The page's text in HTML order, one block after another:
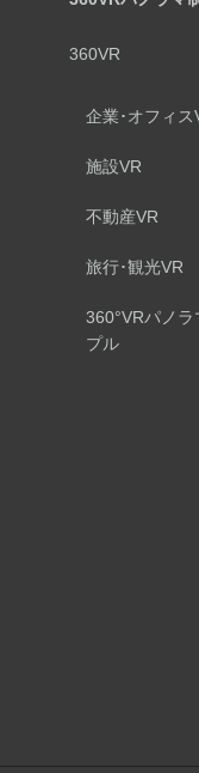
360VR
企業･オフィス
施設VR
不動産VR
旅行･観光VR
360°VRパノラ
プル